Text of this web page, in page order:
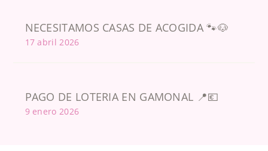
NECESITAMOS CASAS DE ACOGIDA 🐾🐶
17 abril 2026
PAGO DE LOTERIA EN GAMONAL 📍💶
9 enero 2026